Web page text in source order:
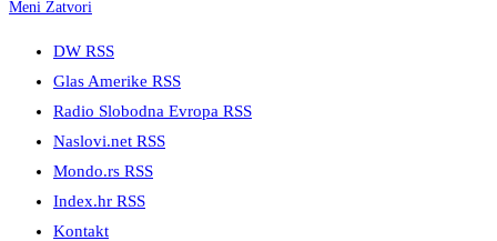
Meni Zatvori
DW RSS
Glas Amerike RSS
Radio Slobodna Evropa RSS
Naslovi.net RSS
Mondo.rs RSS
Index.hr RSS
Kontakt